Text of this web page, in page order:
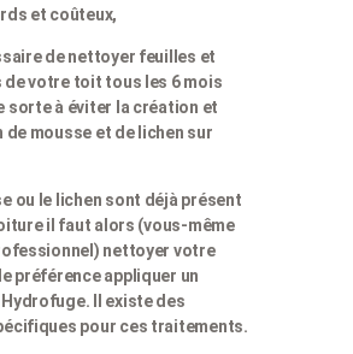
et coûteux,
de nettoyer feuilles et
de votre toit tous les 6 mois
sorte à éviter la création et
de mousse et de lichen sur
ou le lichen sont déjà présent
il faut alors (vous-même
nettoyer votre
préférence appliquer un
Il existe des
pour ces traitements.